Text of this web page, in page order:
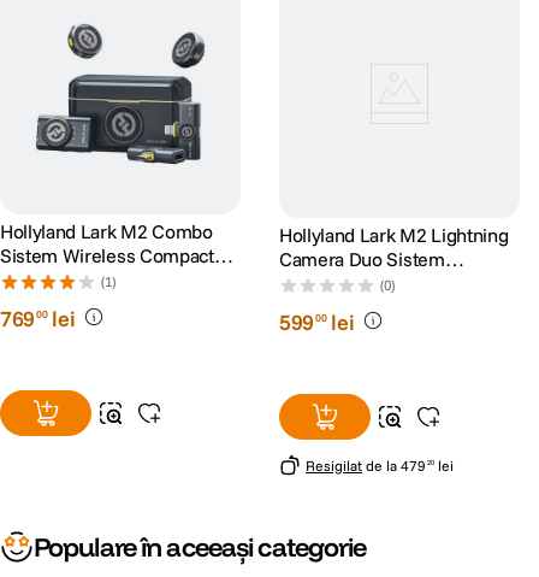
Hollyland Lark M2 Combo
Sistem Wireless Compact
Shine Charcoal
(1)
76900 lei
Hollyland Lark M2 Lightning
Camera Duo Sistem
Wireless Compact Shine
Charcoal
(0)
59900 lei
Resigilat de la 479 20 lei
Populare în aceeași categorie